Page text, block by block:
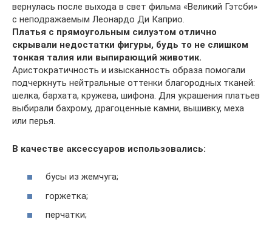
вернулась после выхода в свет фильма «Великий Гэтсби»
с неподражаемым Леонардо Ди Каприо.
Платья с прямоугольным силуэтом отлично
скрывали недостатки фигуры, будь то не слишком
тонкая талия или выпирающий животик.
Аристократичность и изысканность образа помогали
подчеркнуть нейтральные оттенки благородных тканей:
шелка, бархата, кружева, шифона. Для украшения платьев
выбирали бахрому, драгоценные камни, вышивку, меха
или перья.
В качестве аксессуаров использовались:
бусы из жемчуга;
горжетка;
перчатки;